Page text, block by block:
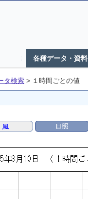
各種データ・資料
タ検索 > １時間ごとの値